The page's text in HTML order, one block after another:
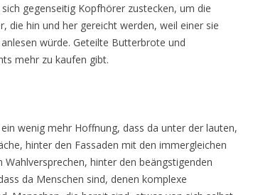
gegenseitig Kopfhörer zustecken, um die
die hin und her gereicht werden, weil einer sie
würde. Geteilte Butterbrote und
mehr zu kaufen gibt.
wenig mehr Hoffnung, dass da unter der lauten,
hinter den Fassaden mit den immergleichen
hinter den beängstigenden
da Menschen sind, denen komplexe